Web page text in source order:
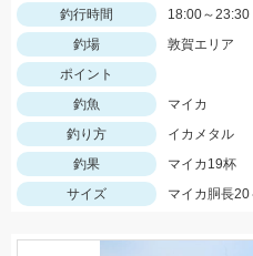
釣行時間
18:00～23:30
釣場
敦賀エリア
ポイント
釣魚
マイカ
釣り方
イカメタル
釣果
マイカ19杯
サイズ
マイカ胴長